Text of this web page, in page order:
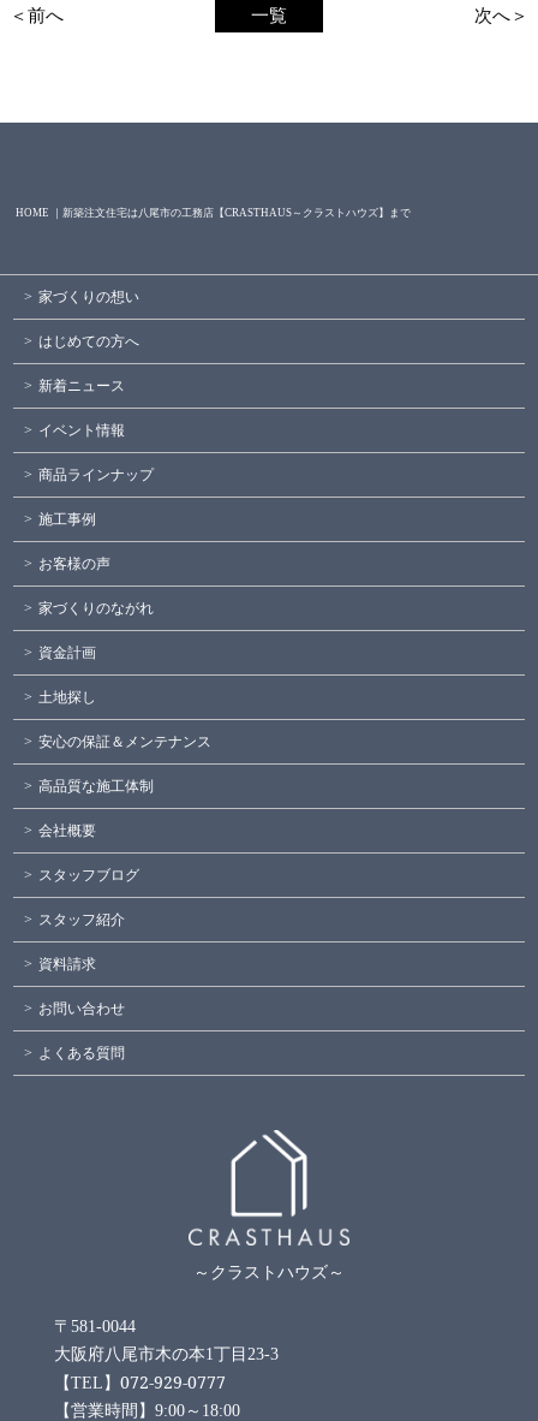
一覧
＜前へ 次へ＞
HOME ｜新築注文住宅は八尾市の工務店【CRASTHAUS～クラストハウズ】まで
家づくりの想い
はじめての方へ
新着ニュース
イベント情報
商品ラインナップ
施工事例
お客様の声
家づくりのながれ
資金計画
土地探し
安心の保証＆メンテナンス
高品質な施工体制
会社概要
スタッフブログ
スタッフ紹介
資料請求
お問い合わせ
よくある質問
～クラストハウズ～
〒581-0044
大阪府八尾市木の本1丁目23-3
【TEL】072-929-0777
【営業時間】9:00～18:00